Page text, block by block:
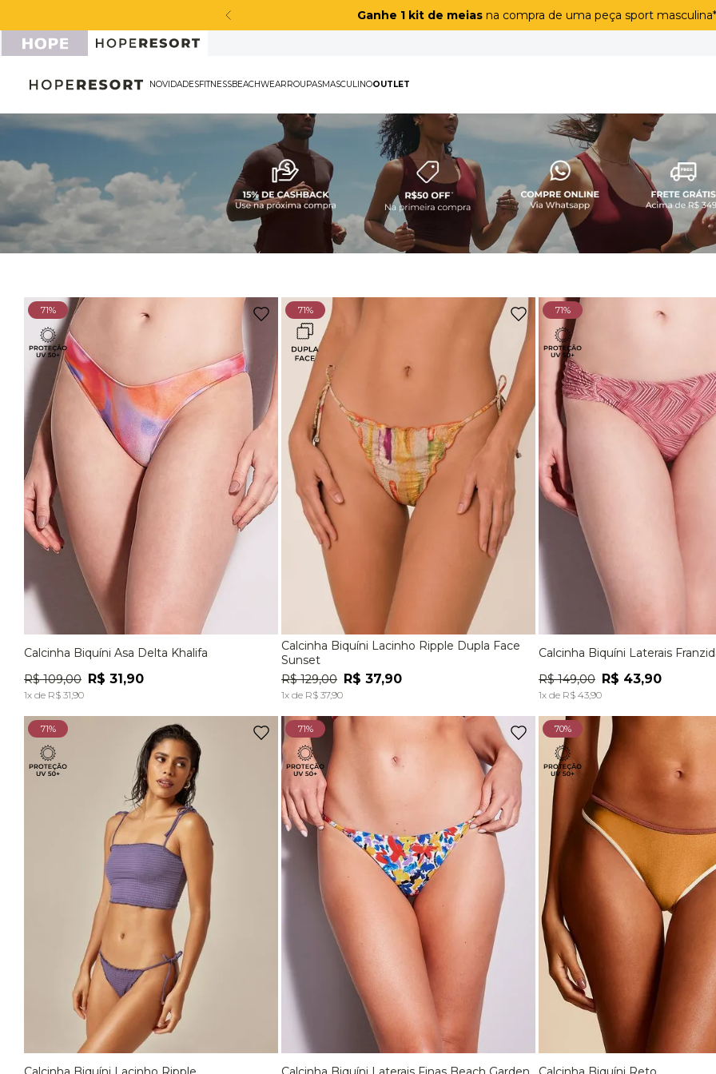
Coleção sem costuraa partir deR$ 89,90!
71%
M
P
ADICIONAR À SACOLA
Calcinha Biquíni Asa Delta Khalifa
R$ 109,00 R$ 31,90
1x de R$ 31,90
71%
P
ADICIONAR À SACOLA
Calcinha Biquíni Lacinho Ripple Dupla Face
Sunset
R$ 129,00 R$ 37,90
1x de R$ 37,90
71%
G
M
P
ADICIONAR À SACOLA
Calcinha Biquíni Laterais
R$ 149,00 R$ 43,90
1x de R$ 43,90
71% 71% 70%
TERMOS MAIS
1º
biquíni
2º
3º
top
9º
10º macacão